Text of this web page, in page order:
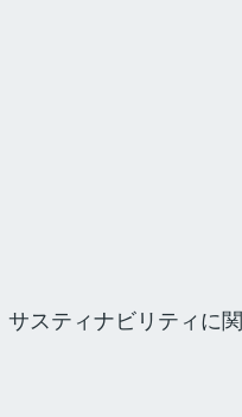
スティナビリティに関